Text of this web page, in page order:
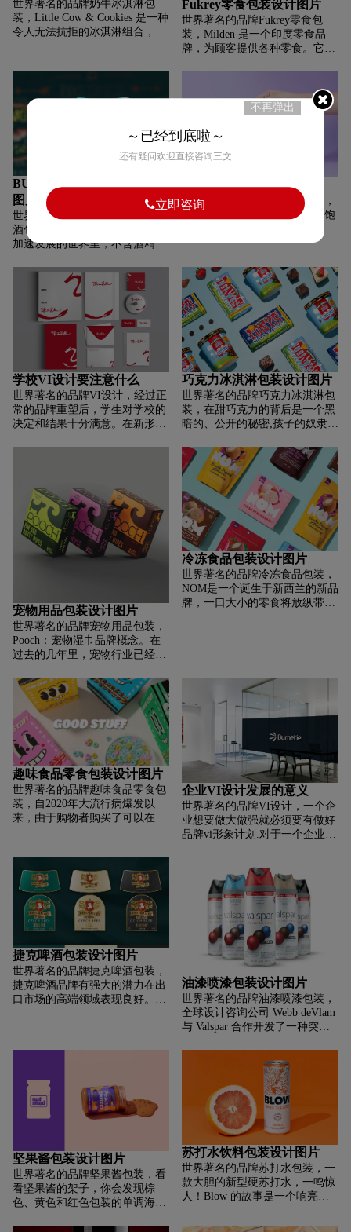
消费者前来消费。如何才能够让
五星级酒店得到好的传播？进行
vi设计是必须要做好的一件事
一问题。
朗姆酒制作技术。以竹子命名，
这种反叛的乐器激发了钢鼓的灵
感，现在是岛屿的心跳，也是狂
欢节的基本声音。材料和饰面经
氛围，使用明亮的调色板和金属
箔来唤起照亮特立尼达和多巴哥
世界著名的品牌奶牛冰淇淋包
装，Little Cow & Cookies 是一种
令人无法抗拒的冰淇淋组合，由
饼干制成。所有人都旋入一个可
生物降解的浴缸。我们的泽西奶
牛以其厚颜无耻的性格而闻名，
周围很有趣。我们在广阔的牧场
上负责任地饲养它们，它们以健
康、新鲜的草和草药为食，并四
处游荡。美味的冰淇淋是用这些
奶牛的奶油制成的。一切都是本
地的：有机冰淇淋、有机饼干，
当然还有精美的包装。Little
Cow & Cookies 品牌和包装设计
的核心是独特而多彩的摄影。
Fukrey零食包装设计图片
世界著名的品牌Fukrey零食包
装，Milden 是一个印度零食品
牌，为顾客提供各种零食。它是
产品。 Milden 推出了其最受欢
迎的小吃“Fukrey”。这些 Fukrey
味，分别是 FLAMING HOT 和
MUNCH。非常怀旧且贴近印度
得印度的味蕾。按照 Milden 的
要求，Saypan 为以下两种口味设
计了两种不同的包装：炽热的火
BUZZKILL葡萄酒包装设计
图片
世界著名的品牌BUZZKILL葡萄
酒包装，在一个不含酒精饮料的
加速发展的世界里，不含酒精的
清醒度和过时的刻板印象的定
义，是时候在街区上推出新酒
了。提示Buzzkill。加州种植的
非alc葡萄酒，为那些爱酒的人，
只是没有宿醉。Thirst的任务是
创造一个全新的世界品牌，挑战
是捕捉Buzzkill的傲慢和态度，
接受矛盾修辞法，并拥有风格的
适度。毕竟，葡萄酒就是一种享
受，所以Buzzkill准备发表一份
美味的新声明。随着Buzzkill大
胆的品牌野心，Thirst通过利用
状，是非alc葡萄酒的另一个自
我，一个真正的特立独行者，代
表着独创性和自由的灵魂，随时
准备登场。Buzzkill的创始人
Molly Fedick说:“Thirst反映了我
罐头食品包装设计图片
世界著名的品牌罐头食品包装，
亚美尼亚的罐头食品市场已经饱
注意力。丰富的产品系列、创意
吸引潜在买家，因为在超市货架
上脱颖而出变得越来越难。然
而，大多数品牌还没有充分利用
潜在的竞争优势：这是获得高品
味所需的技能。我们的任务是创
造一种包装设计来突出 Aragats
的卓越口味，将其定位为市场上
最美味的腌制食品品牌。当食物
的成分被正确挑选和混合时，食
物的味道最好。即使是最轻微的
偏差也会影响最终的味道——无
论是正面的还是负面的。为了达
衡。这种卓越的口味概念为阿拉
加特腌制食品的包装设计奠定了
基础。为此目的而创建的新标语
反映了该品牌的新定位：“平衡
风味”。为了将其形象化，我们
将成分描绘为彼此垂直平衡，有
效地证明了 Aragats 产品中的一
切都是完美平衡的。
学校VI设计要注意什么
世界著名的品牌VI设计，经过正
常的品牌重塑后，学生对学校的
决定和结果十分满意。在新形象
学校的新标志明显包含了学校的
标志性元素。整个设计具有严
谨、权威、高级的特点。新的追
求是自然与现代的结合。学校因
为考虑到学生群体提出的更突出
巧克力冰淇淋包装设计图片
世界著名的品牌巧克力冰淇淋包
装，在甜巧克力的背后是一个黑
暗的、公开的秘密;孩子的奴隶劳
获有着使用奴隶工人的悠久历
史。除了调查性报道和研究，这
种做法在《奴隶制:全球调查》和
《巧克力的黑暗面》等纪录片中
得到了揭示。雀巢(Nestle)和玛氏
(Mars)等主要巧克力生产商也承
认这一点，但迄今为止，在实现
无奴隶巧克力方面进展甚微。冰
淇淋品牌Ben & Jerry 's和巧克力
制造商Tony Chocolonely's都是巧
克力爱好者，他们宣布了一项合
作，包括口味上的合作，以及
议，旨在结束可可生产中的奴隶
劳动，并包括实现这一目标的工
具。
宠物用品包装设计图片
世界著名的品牌宠物用品包装，
Pooch：宠物湿巾品牌概念。在
过去的几年里，宠物行业已经超
品，甚至更多的爪子和赃物要擦
拭。为了脱颖而出，WORK
AND COMPANY 创立了一个品
牌，专注于简单的解决方案，专
注于狗狗想要嗅出好味道的简单
解决方案。使用大胆和丰富多彩
的标志性语言和简单的想法，狗
忍不住嗅对方。
冷冻食品包装设计图片
世界著名的品牌冷冻食品包装，
NOM是一个诞生于新西兰的新品
牌，一口大小的零食将放纵带到
须承认，没有什么比这更令人兴
奋的了。
趣味食品零食包装设计图片
世界著名的品牌趣味食品零食包
装，自2020年大流行病爆发以
来，由于购物者购买了可以在家
了近 9%。就像英国人仅在英国
就吃掉了 5350 万包麦片一样。
有一件事是肯定的：传统品牌和
初创品牌都加入了日益增长的谷
物趋势，并对其进行了现代改
造。无论是古老的谷物、低糖、
高蛋白还是消化、能量、免疫和
压力管理的营养素——新一代谷
物不仅味道好，而且还带有许多
从前的谷物新功能希望他们有。
WIN 的“Good Stuff”概念设计体
企业VI设计发展的意义
世界著名的品牌VI设计，一个企
业想要做大做强就必须要有做好
品牌vi形象计划.对于一个企业来
一个毫无个性，没有灵魂的企业.
那么什么样的品牌形象vi设计企
业有好处呢？根据自己企业的发
展现状、企业理念、发展战略等
多方面考虑来抉择哪些是要用
的，哪些是可以在往后企业发展
中完善的。 vi设计对企业究竟有
哪些好处呢？
捷克啤酒包装设计图片
世界著名的品牌捷克啤酒包装，
捷克啤酒品牌有强大的潜力在出
口市场的高端领域表现良好。他
识，以支持Pardubice啤酒厂啤酒
的高贵起源、独特的特性和口
味。这是通过创建标志和其他主
效果，以及构建整体的展示风格
来实现的。最后但并非最不重要
的，我们必须准备精确的艺术品
和监督印刷过程，以确保最好的
可能的结果。
油漆喷漆包装设计图片
世界著名的品牌油漆喷漆包装，
全球设计咨询公司 Webb deVlam
与 Valspar 合作开发了一种突破
Valspar 的所有优质喷漆产品，包
括汽车和 DIY，为该品牌提供一
个可销售的增长和未来创新平
台。Valspar Corporation 拥有并
销售多个知名消费品牌，包括
Valspar、Cabot、Plastikote 和
Guardsman。自 1806 年以来，
Valspar 一直致力于为客户带来涂
料行业的最新创新、最佳质量和
最佳客户服务。
坚果酱包装设计图片
世界著名的品牌坚果酱包装，看
看坚果酱的架子，你会发现棕
色、黄色和红色包装的单调海
苏打水饮料包装设计图片
世界著名的品牌苏打水包装，一
款大胆的新型硬苏打水，一鸣惊
人！Blow 的故事是一个响亮的
响亮的爆炸声。传说这种饮料是
不再弹出
～已经到底啦～
还有疑问欢迎直接咨询三文
立即咨询